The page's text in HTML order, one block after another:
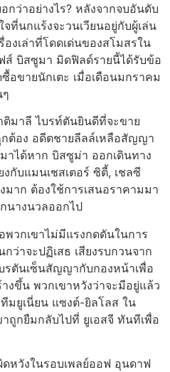
กว่าอย่างไร? หลังจากจบอันดับ
ที่นกแร้งจะวนเวียนอยู่กับผู้เล่น
องเล่าที่โดดเด่นของสโมสรใน
ส์ บิสซูมา มิดฟิลด์รายนี้ได้รับข้อ
อขายนักเตะ เมื่อเดือนมกราคม
มาลี ไบรท์ตันยินดีที่จะขาย
ต้อง อดีตชายลีลล์เหลือสัญญา
าได้หาก บิสซูม่า ออกเดินทาง
กับแมนเชสเตอร์ ซิตี้, เชลซี
าก ต้องใช้การเสนอราคามมา
นางนวลออกไป
วกเขาไม่มีแรงกดดันในการ
ว่าจะปฏิเสธ เสียงรบกวนจาก
รตันเซ็นสัญญากับกองหน้าเพื่อ
งขึ้น พวกเขาหวังว่าจะมีอยู่แล้ว
มยูเนี่ยน แซงต์-ยิลโลส ใน
าถูกยืมกลับไปที่ ยูเอสจี ทันทีเพื่อ
หวังในรอบเพลย์ออฟ อุนดาฟ